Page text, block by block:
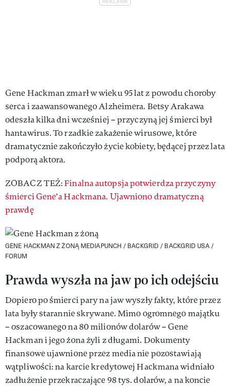
Gene Hackman zmarł w wieku 95 lat z powodu choroby
serca i zaawansowanego Alzheimera. Betsy Arakawa
odeszła kilka dni wcześniej – przyczyną jej śmierci był
hantawirus. To rzadkie zakażenie wirusowe, które
dramatycznie zakończyło życie kobiety, będącej przez lata
podporą aktora.
ZOBACZ TEŻ:Finalna autopsja potwierdza przyczyny
śmierci Gene'a Hackmana. Ujawniono dramatyczną
prawdę
GENE HACKMAN Z ŻONĄ MEDIAPUNCH / BACKGRID / BACKGRID USA /
FORUM
Prawda wyszła na jaw po ich odejściu
Dopiero po śmierci pary na jaw wyszły fakty, które przez
lata były starannie skrywane. Mimo ogromnego majątku
– oszacowanego na 80 milionów dolarów – Gene
Hackman i jego żona żyli z długami. Dokumenty
finansowe ujawnione przez media nie pozostawiają
wątpliwości: na karcie kredytowej Hackmana widniało
zadłużenie przekraczające 98 tys. dolarów, a na koncie